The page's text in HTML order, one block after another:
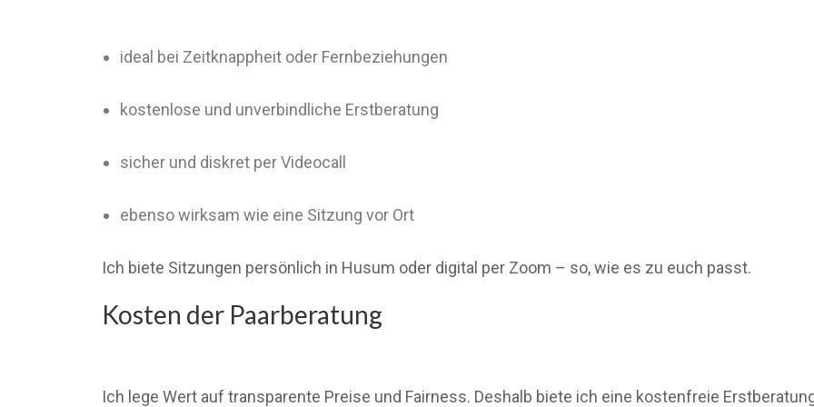
ideal bei Zeitknappheit oder Fernbeziehungen
kostenlose und unverbindliche Erstberatung
sicher und diskret per Videocall
ebenso wirksam wie eine Sitzung vor Ort
Ich biete Sitzungen persönlich in Husum oder digital per Zoom – so, wie es zu euch passt.
Kosten der Paarberatung
Ich lege Wert auf transparente Preise und Fairness. Deshalb biete ich eine kostenfreie